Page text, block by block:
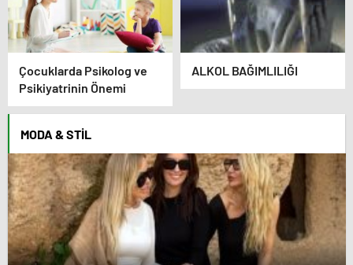
Çocuklarda Psikolog ve
Psikiyatrinin Önemi
ALKOL BAĞIMLILIĞI
MODA & STIL